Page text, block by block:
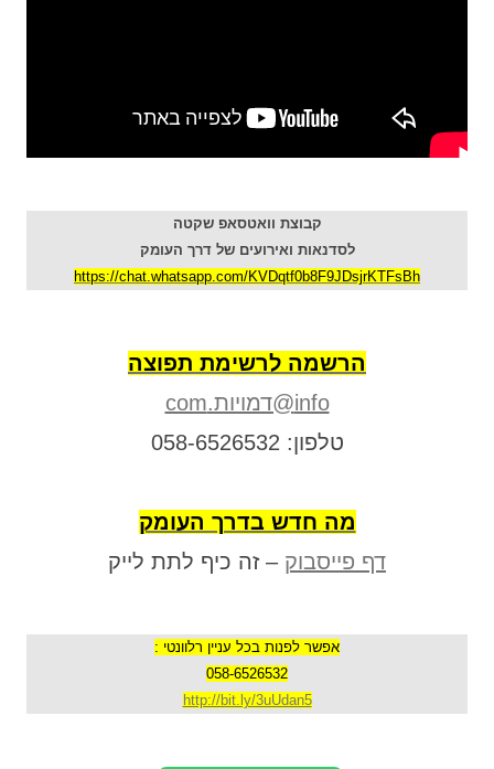
קבוצת וואטסאפ שקטה
לסדנאות ואירועים של דרך העומק
https://chat.whatsapp.com/KVDqtf0b8F9JDsjrKTFsBh
הרשמה לרשימת תפוצה
info@דמויות.com
טלפון: 058-6526532
מה חדש בדרך העומק
דף פייסבוק – זה כיף לתת לייק
אפשר לפנות בכל עניין רלוונטי :
058-6526532
http://bit.ly/3uUdan5